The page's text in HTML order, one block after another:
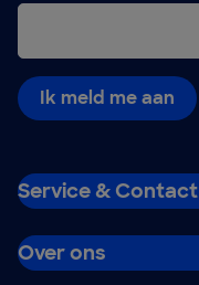
Ik meld me aan
Service & Contact
Over ons